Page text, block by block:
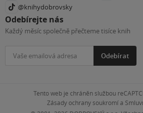
@knihydobrovsky
Odebírejte nás
Každý měsíc společně přečteme tisíce knih
Odebírat
Tento web je chráněn službou
Zásady ochrany soukromía